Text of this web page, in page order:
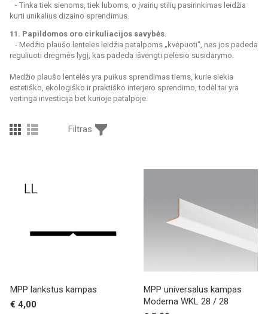
- Tinka tiek sienoms, tiek luboms, o įvairių stilių pasirinkimas leidžia
kurti unikalius dizaino sprendimus.
11. Papildomos oro cirkuliacijos savybės.
- Medžio plaušo lentelės leidžia patalpoms „kvėpuoti“, nes jos padeda
reguliuoti drėgmės lygį, kas padeda išvengti pelėsio susidarymo.
Medžio plaušo lentelės yra puikus sprendimas tiems, kurie siekia
estetiško, ekologiško ir praktiško interjero sprendimo, todėl tai yra
vertinga investicija bet kurioje patalpoje.
Filtras
MPP lankstus kampas
€ 4,00
MPP universalus kampas
Moderna WKL 28 / 28